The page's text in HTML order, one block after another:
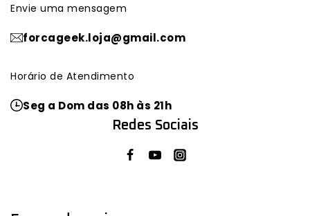
Envie uma mensagem
forcageek.loja@gmail.com
Horário de Atendimento
Seg a Dom das 08h às 21h
Redes Sociais